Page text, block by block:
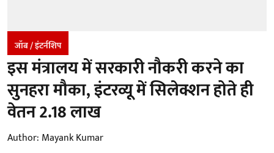
जॉब / इंटर्नशिप
इस मंत्रालय में सरकारी नौकरी करने का
सुनहरा मौका, इंटरव्यू में सिलेक्शन होते ही
वेतन 2.18 लाख
Author: Mayank Kumar